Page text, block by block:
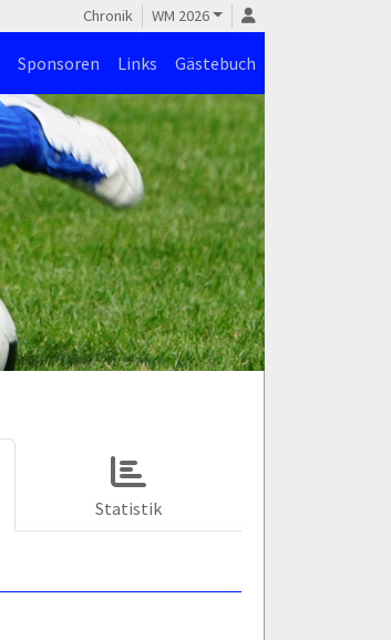
Chronik WM 2026
Sponsoren Links Gästebuch
Statistik